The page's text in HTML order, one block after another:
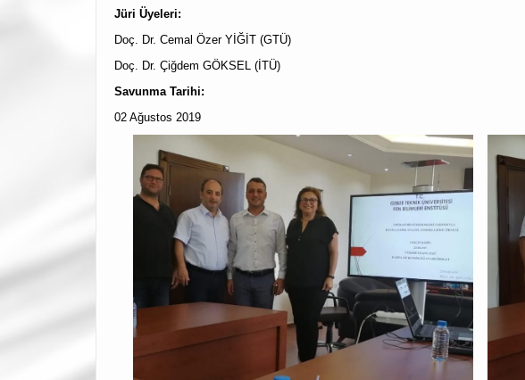
Jüri Üyeleri:
Doç. Dr. Cemal Özer YİĞİT (GTÜ)
Doç. Dr. Çiğdem GÖKSEL (İTÜ)
Savunma Tarihi:
02 Ağustos 2019